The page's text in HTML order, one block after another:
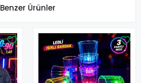
Benzer Ürünler